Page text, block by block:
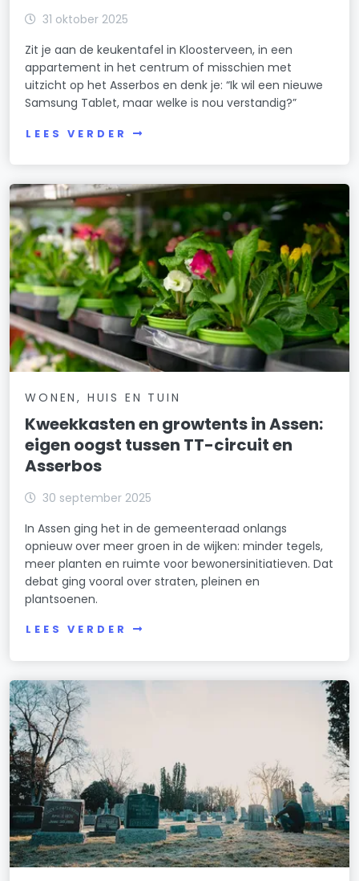
31 oktober 2025
Zit je aan de keukentafel in Kloosterveen, in een
appartement in het centrum of misschien met
uitzicht op het Asserbos en denk je: “Ik wil een nieuwe
Samsung Tablet, maar welke is nou verstandig?”
LEES VERDER
WONEN, HUIS EN TUIN
Kweekkasten en growtents in Assen:
eigen oogst tussen TT-circuit en
Asserbos
30 september 2025
In Assen ging het in de gemeenteraad onlangs
opnieuw over meer groen in de wijken: minder tegels,
meer planten en ruimte voor bewonersinitiatieven. Dat
debat ging vooral over straten, pleinen en
plantsoenen.
LEES VERDER